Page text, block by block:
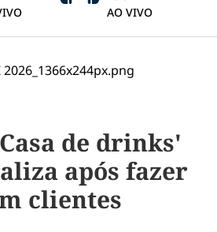
AO VIVO
de drinks'
após fazer
clientes